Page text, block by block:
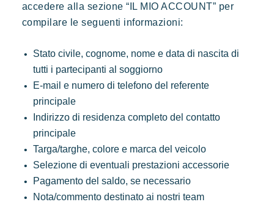
accedere alla sezione “IL MIO ACCOUNT” per
compilare le seguenti informazioni:
Stato civile, cognome, nome e data di nascita di
tutti i partecipanti al soggiorno
E-mail e numero di telefono del referente
principale
Indirizzo di residenza completo del contatto
principale
Targa/targhe, colore e marca del veicolo
Selezione di eventuali prestazioni accessorie
Pagamento del saldo, se necessario
Nota/commento destinato ai nostri team